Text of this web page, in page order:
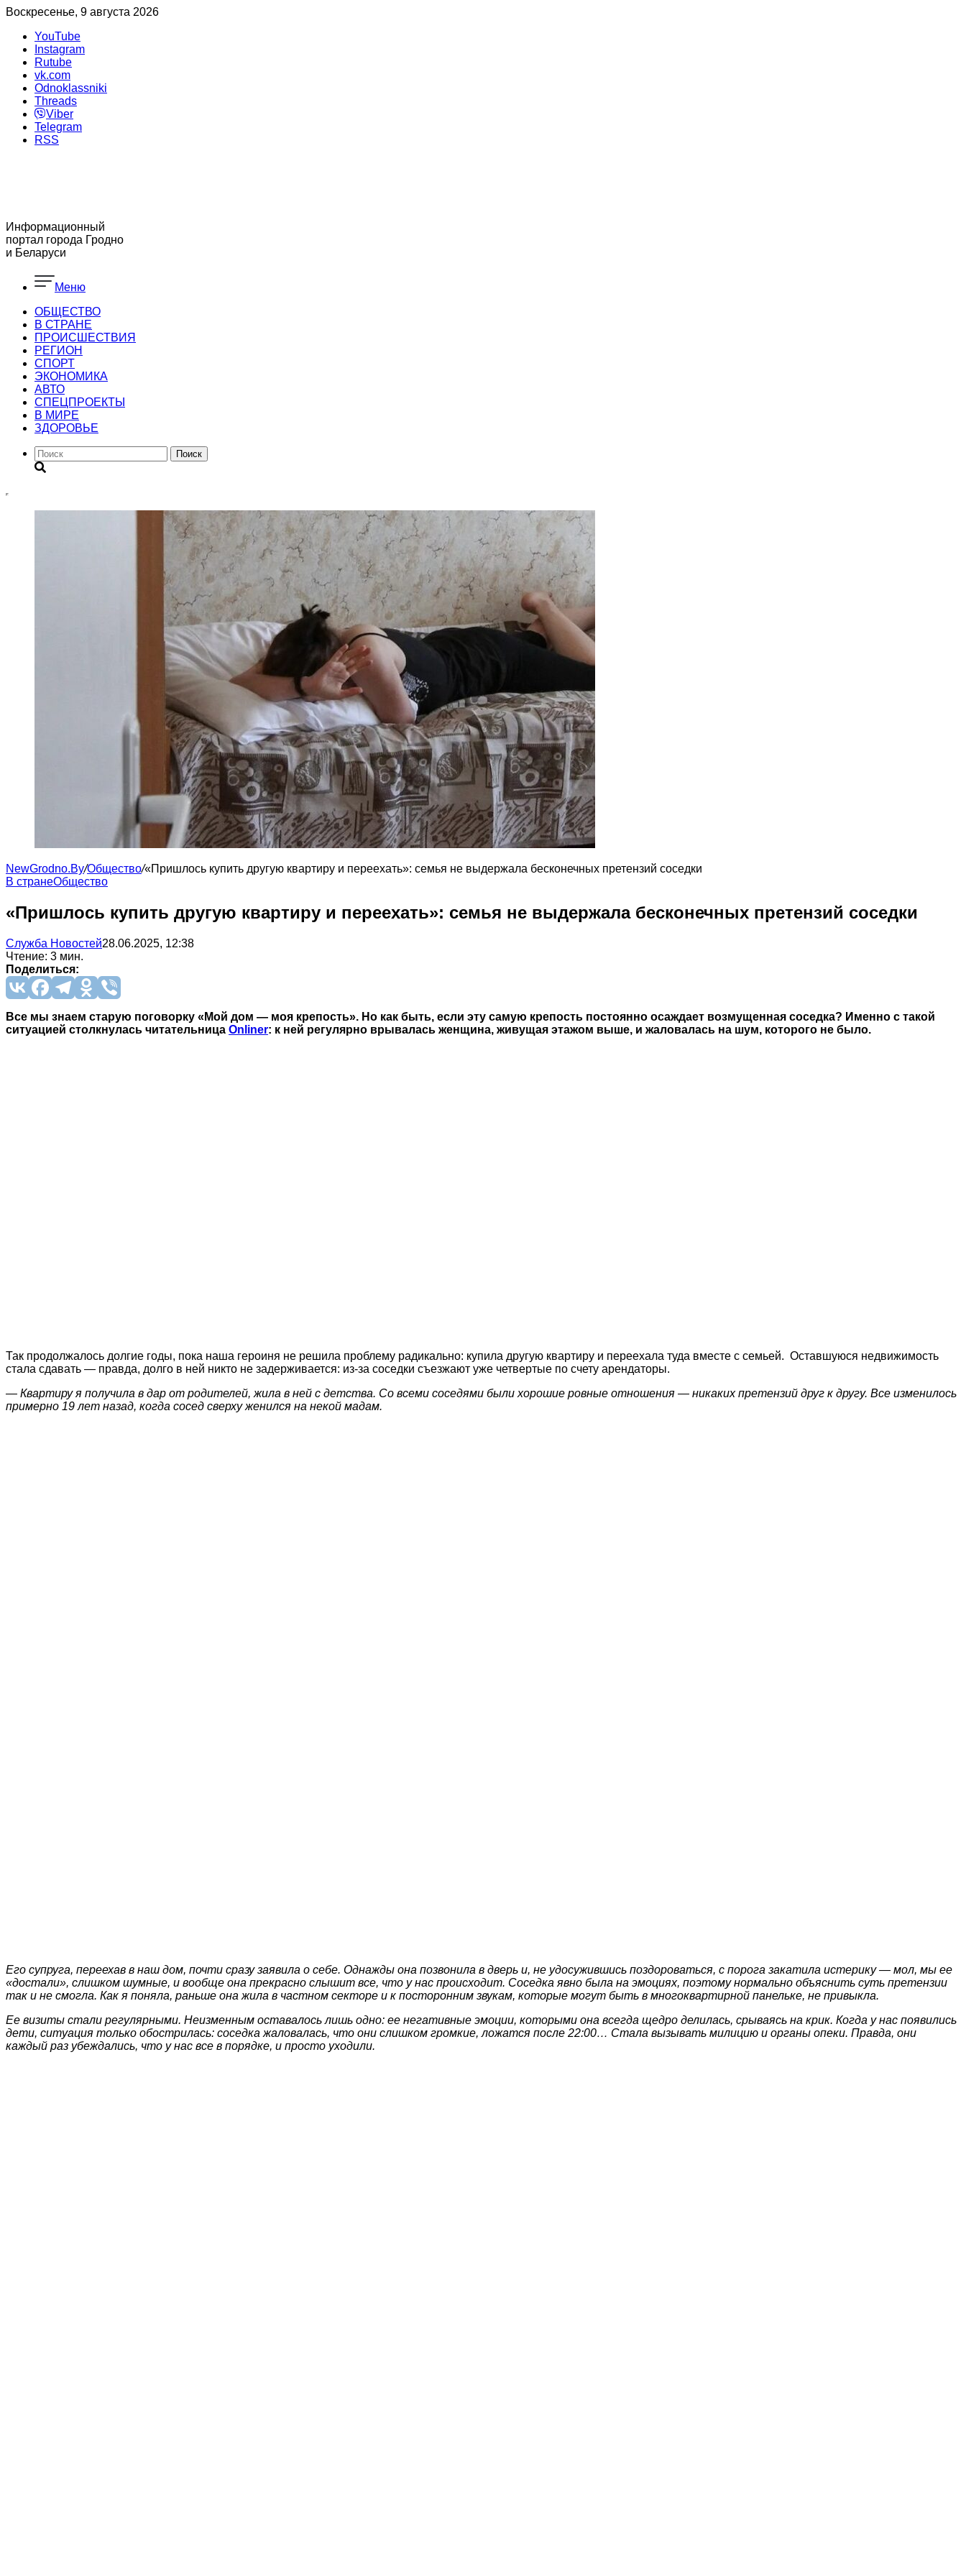
Воскресенье, 9 августа 2026
YouTube
Instagram
Rutube
vk.com
Odnoklassniki
Threads
Viber
Telegram
RSS
Информационный
портал города Гродно
и Беларуси
Меню
ОБЩЕСТВО
В СТРАНЕ
ПРОИСШЕСТВИЯ
РЕГИОН
CПОРТ
ЭКОНОМИКА
АВТО
СПЕЦПРОЕКТЫ
В МИРЕ
ЗДОРОВЬЕ
Поиск
NewGrodno.By/Общество/«Пришлось купить другую квартиру и переехать»: семья не выдержала бесконечных претензий соседки
В странеОбщество
«Пришлось купить другую квартиру и переехать»: семья не выдержала бесконечных претензий соседки
Служба Новостей28.06.2025, 12:38
Чтение: 3 мин.
Поделиться:
Все мы знаем старую поговорку «Мой дом — моя крепость». Но как быть, если эту самую крепость постоянно осаждает возмущенная соседка? Именно с такой
ситуацией столкнулась читательница Onliner: к ней регулярно врывалась женщина, живущая этажом выше, и жаловалась на шум, которого не было.
Так продолжалось долгие годы, пока наша героиня не решила проблему радикально: купила другую квартиру и переехала туда вместе с семьей. Оставшуюся недвижимость
стала сдавать — правда, долго в ней никто не задерживается: из-за соседки съезжают уже четвертые по счету арендаторы.
— Квартиру я получила в дар от родителей, жила в ней с детства. Со всеми соседями были хорошие ровные отношения — никаких претензий друг к другу. Все изменилось
примерно 19 лет назад, когда сосед сверху женился на некой мадам.
Его супруга, переехав в наш дом, почти сразу заявила о себе. Однажды она позвонила в дверь и, не удосужившись поздороваться, с порога закатила истерику — мол, мы ее
«достали», слишком шумные, и вообще она прекрасно слышит все, что у нас происходит. Соседка явно была на эмоциях, поэтому нормально объяснить суть претензии
так и не смогла. Как я поняла, раньше она жила в частном секторе и к посторонним звукам, которые могут быть в многоквартирной панельке, не привыкла.
Ее визиты стали регулярными. Неизменным оставалось лишь одно: ее негативные эмоции, которыми она всегда щедро делилась, срываясь на крик. Когда у нас появились
дети, ситуация только обострилась: соседка жаловалась, что они слишком громкие, ложатся после 22:00… Стала вызывать милицию и органы опеки. Правда, они
каждый раз убеждались, что у нас все в порядке, и просто уходили.